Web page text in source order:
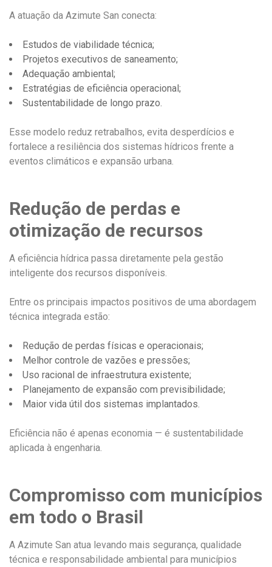
A atuação da Azimute San conecta:
Estudos de viabilidade técnica;
Projetos executivos de saneamento;
Adequação ambiental;
Estratégias de eficiência operacional;
Sustentabilidade de longo prazo.
Esse modelo reduz retrabalhos, evita desperdícios e
fortalece a resiliência dos sistemas hídricos frente a
eventos climáticos e expansão urbana.
Redução de perdas e
otimização de recursos
A eficiência hídrica passa diretamente pela gestão
inteligente dos recursos disponíveis.
Entre os principais impactos positivos de uma abordagem
técnica integrada estão:
Redução de perdas físicas e operacionais;
Melhor controle de vazões e pressões;
Uso racional de infraestrutura existente;
Planejamento de expansão com previsibilidade;
Maior vida útil dos sistemas implantados.
Eficiência não é apenas economia — é sustentabilidade
aplicada à engenharia.
Compromisso com municípios
em todo o Brasil
A Azimute San atua levando mais segurança, qualidade
técnica e responsabilidade ambiental para municípios